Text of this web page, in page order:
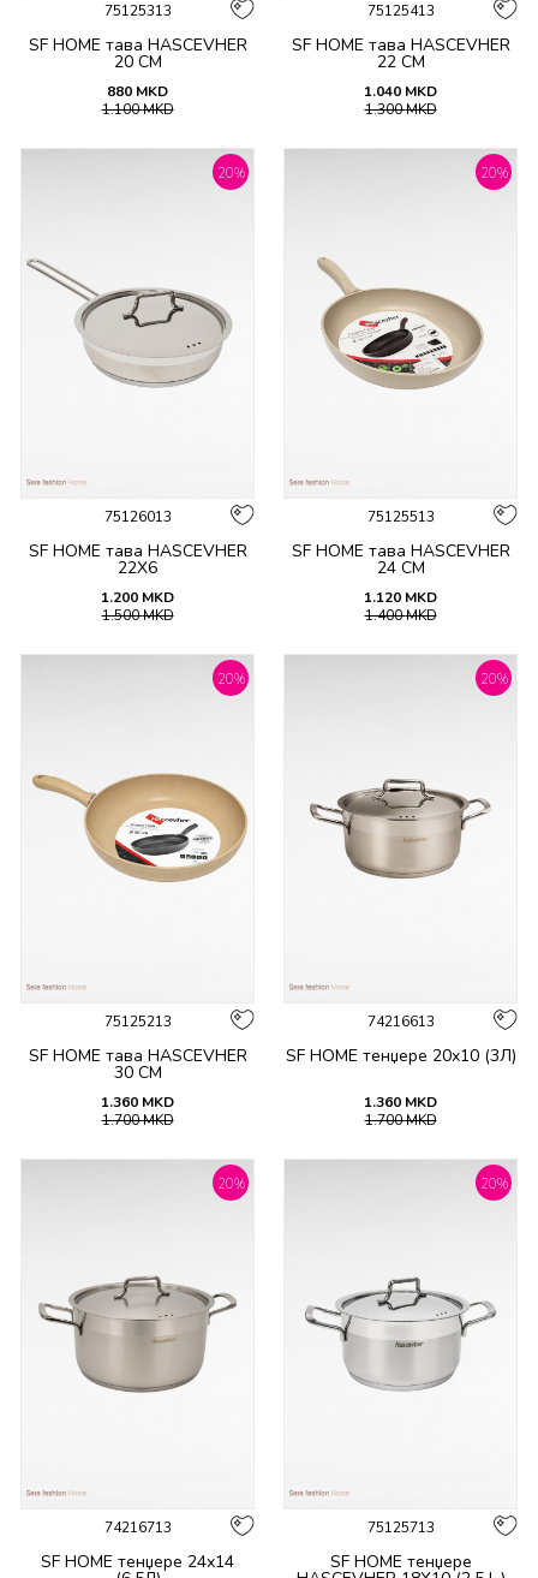
75125313
SF HOME тава HASCEVHER
20 CM
880 MKD
1.100MKD
75125413
SF HOME тава HASCEVHER
22 CM
1.040 MKD
1.300MKD
20%
75126013
SF HOME тава HASCEVHER
22X6
1.200 MKD
1.500MKD
20%
75125513
SF HOME тава HASCEVHER
24 CM
1.120 MKD
1.400MKD
20%
75125213
SF HOME тава HASCEVHER
30 CM
1.360 MKD
1.700MKD
20%
74216613
SF HOME тенџере 20х10 (3Л)
1.360 MKD
1.700MKD
20%
74216713
SF HOME тенџере 24х14
20%
75125713
SF HOME тенџере